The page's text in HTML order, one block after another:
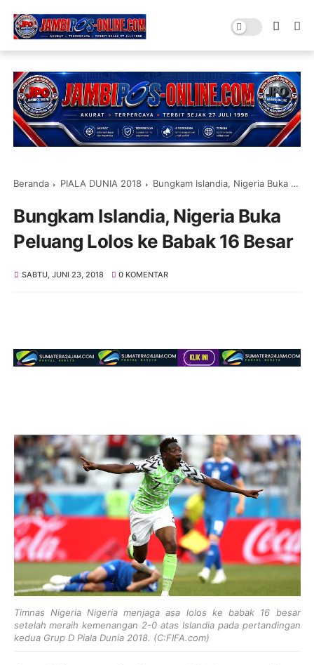
Beranda PIALA DUNIA 2018 Bungkam Islandia, Nigeria Buka Peluang Lolos ke Babak 16 Besar
Bungkam Islandia, Nigeria Buka
Peluang Lolos ke Babak 16 Besar
SABTU, JUNI 23, 2018 0 KOMENTAR
Timnas Nigeria Nigeria menjaga asa lolos ke babak 16 besar
setelah meraih kemenangan 2-0 atas Islandia pada pertandingan
kedua Grup D Piala Dunia 2018. (C:FIFA.com)